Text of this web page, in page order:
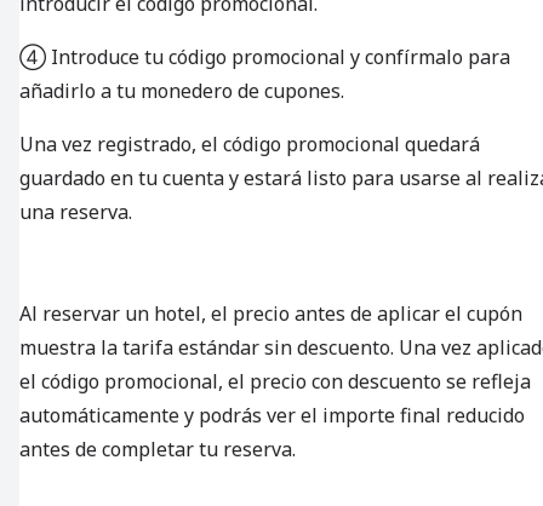
④ Introduce tu código promocional y confírmalo para
añadirlo a tu monedero de cupones.
Una vez registrado, el código promocional quedará
guardado en tu cuenta y estará listo para usarse al
una reserva.
Al reservar un hotel, el precio antes de aplicar el cupón
muestra la tarifa estándar sin descuento. Una vez
el código promocional, el precio con descuento se refleja
automáticamente y podrás ver el importe final reducido
antes de completar tu reserva.